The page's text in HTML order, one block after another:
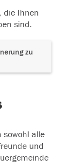
die Ihnen
sind.
zu
sowohl alle
und